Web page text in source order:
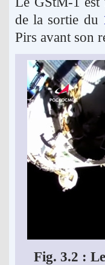
de la sortie du
Pirs avant son
Fig. 3.2 :